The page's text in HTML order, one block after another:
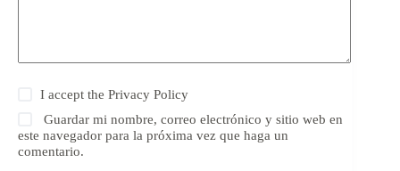
I accept thePrivacy Policy
Guardar mi nombre, correo electrónico y sitio web en
este navegador para la próxima vez que haga un
comentario.